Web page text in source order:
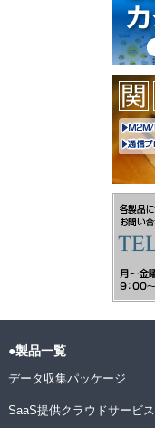
●製品一覧
データ収集パッケージ
SaaS提供クラウドサービス